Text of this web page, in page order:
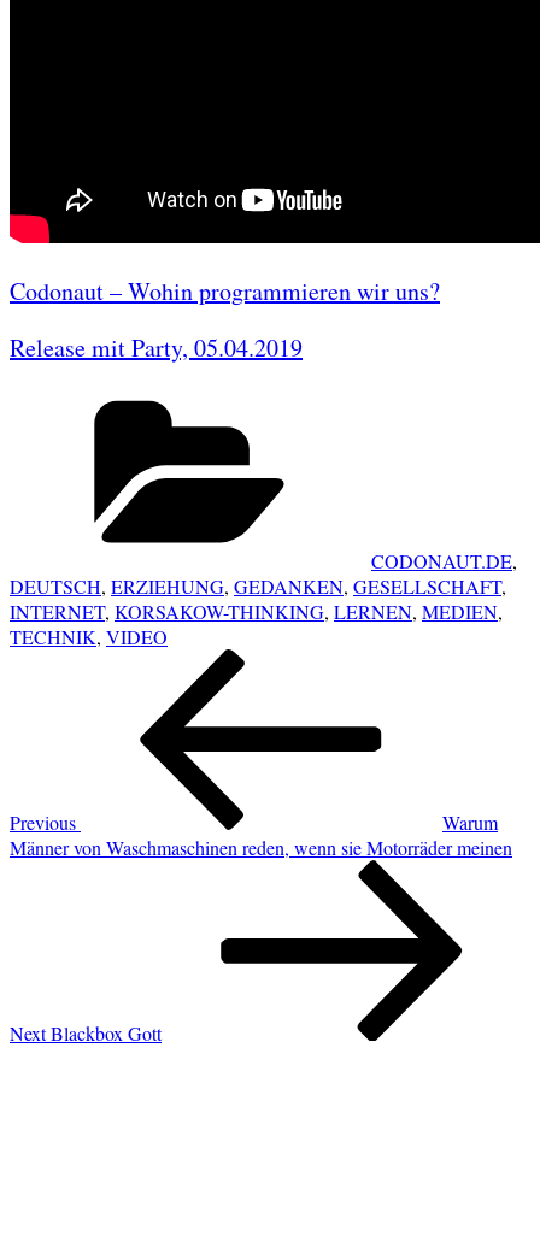
Codonaut – Wohin programmieren wir uns?
Release mit Party, 05.04.2019
CODONAUT.DE,
DEUTSCH, ERZIEHUNG, GEDANKEN, GESELLSCHAFT,
INTERNET, KORSAKOW-THINKING, LERNEN, MEDIEN,
TECHNIK, VIDEO
Previous
Warum
Männer von Waschmaschinen reden, wenn sie Motorräder meinen
NextBlackbox Gott